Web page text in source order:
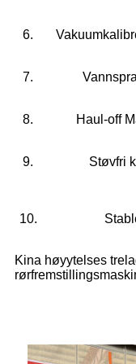
6.
7.
8. Haul-off
9. Støvfri
10.
Kina høyytelses